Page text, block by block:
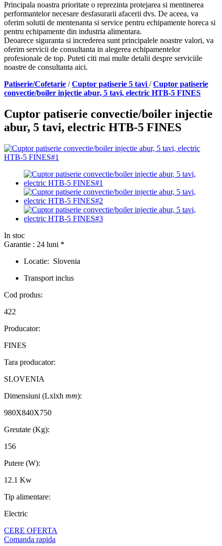
Principala noastra prioritate o reprezinta protejarea si mentinerea
performantelor necesare desfasurarii afacerii dvs. De aceea, va
oferim solutii de mentenanta si service pentru echipamente horeca si
pentru echipamente din industria alimentara.
Deoarece siguranta si increderea sunt principalele noastre valori, va
oferim servicii de consultanta in alegerea echipamentelor
profesionale de top. Puteti citi mai multe detalii despre serviciile
noastre de consultanta aici.
Patiserie/Cofetarie /Cuptor patiserie 5 tavi /Cuptor patiserie
convectie/boiler injectie abur, 5 tavi, electric HTB-5 FINES
Cuptor patiserie convectie/boiler injectie
abur, 5 tavi, electric HTB-5 FINES
In stoc
Garantie : 24 luni *
Locatie: Slovenia
Transport inclus
Cod produs:
422
Producator:
FINES
Tara producator:
SLOVENIA
Dimensiuni (Lxlxh mm):
980X840X750
Greutate (Kg):
156
Putere (W):
12.1 Kw
Tip alimentare:
Electric
CERE OFERTA
Comanda rapida